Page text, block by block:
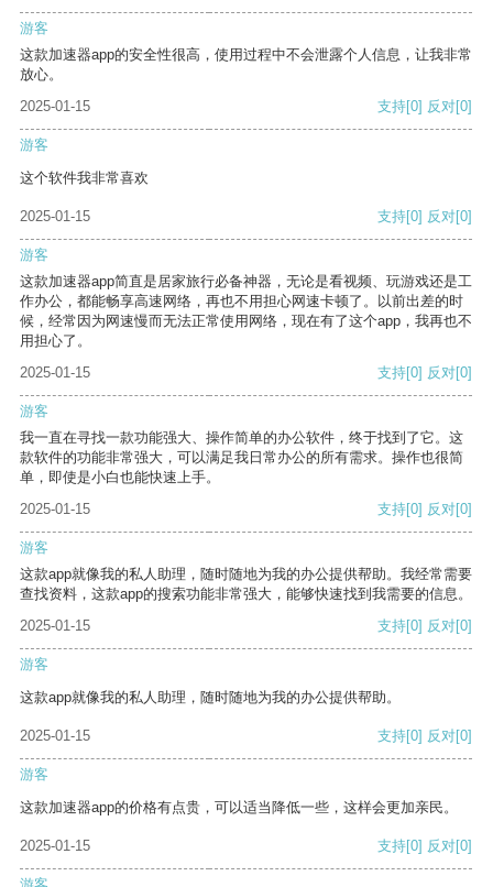
游客
这款加速器app的安全性很高，使用过程中不会泄露个人信息，让我非常
放心。
2025-01-15
支持[0] 反对[0]
游客
这个软件我非常喜欢
2025-01-15 支持[0] 反对[0]
游客
这款加速器app简直是居家旅行必备神器，无论是看视频、玩游戏还是工
作办公，都能畅享高速网络，再也不用担心网速卡顿了。以前出差的时
候，经常因为网速慢而无法正常使用网络，现在有了这个app，我再也不
用担心了。
2025-01-15
支持[0] 反对[0]
游客
我一直在寻找一款功能强大、操作简单的办公软件，终于找到了它。这
款软件的功能非常强大，可以满足我日常办公的所有需求。操作也很简
单，即使是小白也能快速上手。
2025-01-15
支持[0] 反对[0]
游客
这款app就像我的私人助理，随时随地为我的办公提供帮助。我经常需要
查找资料，这款app的搜索功能非常强大，能够快速找到我需要的信息。
2025-01-15
支持[0] 反对[0]
游客
这款app就像我的私人助理，随时随地为我的办公提供帮助。
2025-01-15 支持[0] 反对[0]
游客
这款加速器app的价格有点贵，可以适当降低一些，这样会更加亲民。
2025-01-15 支持[0] 反对[0]